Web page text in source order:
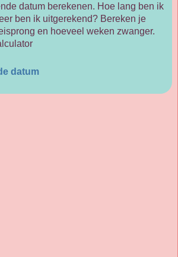
datum berekenen. Hoe lang ben ik
ben ik uitgerekend? Bereken je
en hoeveel weken zwanger.
datum